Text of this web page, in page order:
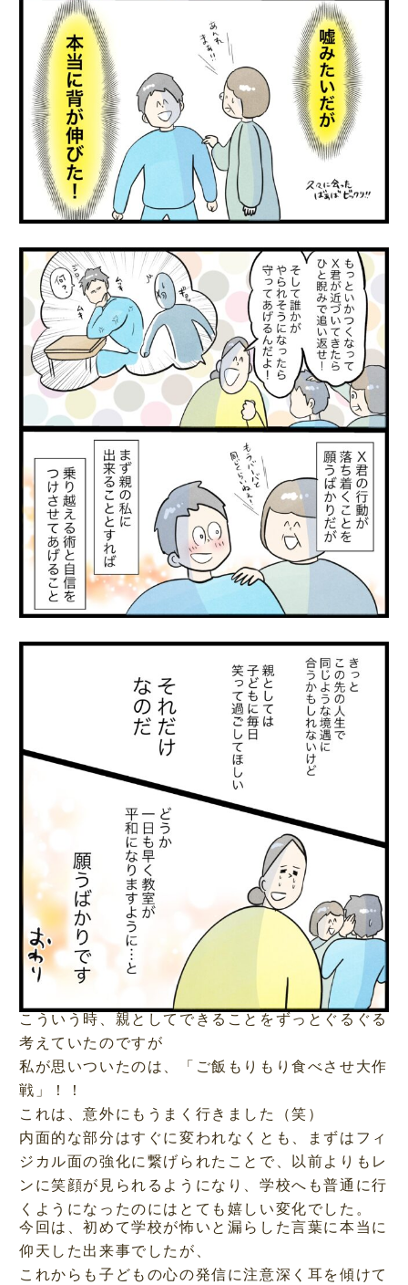
こういう時、親としてできることをずっとぐるぐる
考えていたのですが
私が思いついたのは、「ご飯もりもり食べさせ大作
戦」！！
これは、意外にもうまく行きました（笑）
内面的な部分はすぐに変われなくとも、まずはフィ
ジカル面の強化に繋げられたことで、以前よりもレ
ンに笑顔が見られるようになり、学校へも普通に行
くようになったのにはとても嬉しい変化でした。
今回は、初めて学校が怖いと漏らした言葉に本当に
仰天した出来事でしたが、
これからも子どもの心の発信に注意深く耳を傾けて